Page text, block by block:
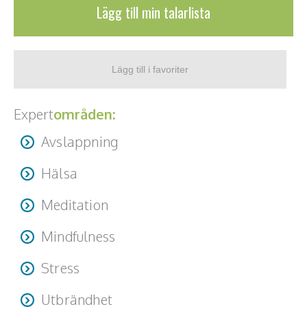
Teamwork, teambuilding, relationer
Författare
Idrottare och äventyrare
Kända musiker
Skådespelare
Alla talare
Alla ämnen
Lägg till min talarlista
Expertområden:
Avslappning
Hälsa
Meditation
Mindfulness
Stress
Utbrändhet